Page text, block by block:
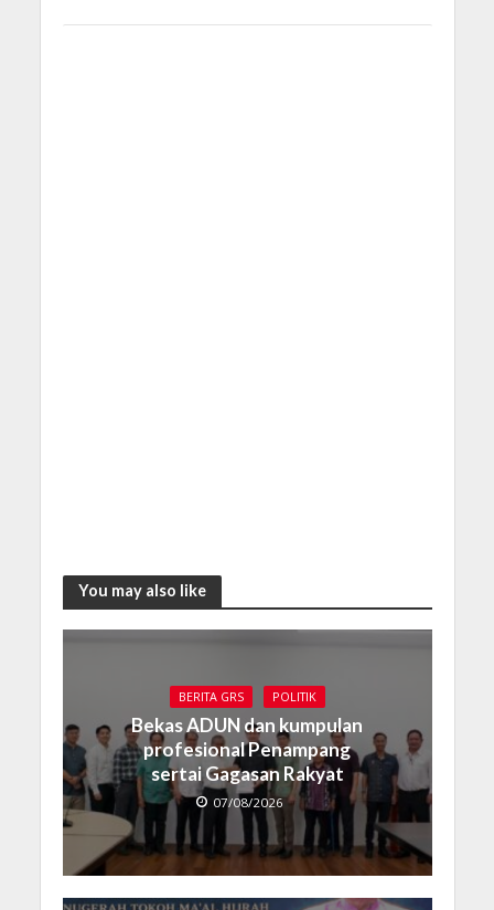
You may also like
BERITA GRS POLITIK
Bekas ADUN dan kumpulan
profesional Penampang
sertai Gagasan Rakyat
07/08/2026